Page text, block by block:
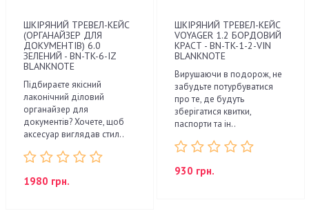
ШКІРЯНИЙ ТРЕВЕЛ-КЕЙС
(ОРГАНАЙЗЕР ДЛЯ
ДОКУМЕНТІВ) 6.0
ЗЕЛЕНИЙ - BN-TK-6-IZ
BLANKNOTE
Підбираєте якісний
лаконічний діловий
органайзер для
документів? Хочете, щоб
аксесуар виглядав стил..
1980 грн.
ШКІРЯНИЙ ТРЕВЕЛ-КЕЙС
VOYAGER 1.2 БОРДОВИЙ
КРАСТ - BN-TK-1-2-VIN
BLANKNOTE
Вирушаючи в подорож, не
забудьте потурбуватися
про те, де будуть
зберігатися квитки,
паспорти та ін..
930 грн.